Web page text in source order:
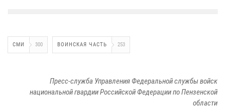
СМИ 300 ВОИНСКАЯ ЧАСТЬ 253
Пресс-служба Управления Федеральной службы войск
национальной гвардии Российской Федерации по Пензенской
области